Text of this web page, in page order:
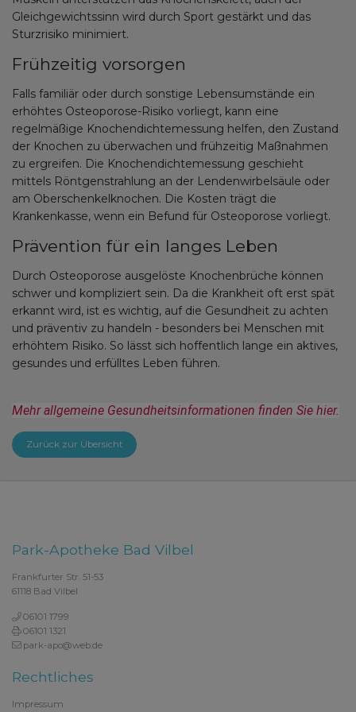
Zurück zur Übersicht
Gleichgewichtssinn wird durch Sport gestärkt und das
Sturzrisiko minimiert.
Frühzeitig vorsorgen
Falls familiär oder durch sonstige Lebensumstände ein
erhöhtes Osteoporose-Risiko vorliegt, kann eine
regelmäßige Knochendichtemessung helfen, den Zustand
der Knochen zu überwachen und frühzeitig Maßnahmen
zu ergreifen. Die Knochendichtemessung geschieht
mittels Röntgenstrahlung an der Lendenwirbelsäule oder
am Oberschenkelknochen. Die Kosten trägt die
Krankenkasse, wenn ein Befund für Osteoporose vorliegt.
Prävention für ein langes Leben
Durch Osteoporose ausgelöste Knochenbrüche können
schwer und kompliziert sein. Da die Krankheit oft erst spät
erkannt wird, ist es wichtig, auf die Gesundheit zu achten
und präventiv zu handeln - besonders bei Menschen mit
erhöhtem Risiko. So lässt sich hoffentlich lange ein aktives,
gesundes und erfülltes Leben führen.
Mehr allgemeine Gesundheitsinformationen finden Sie hier.
Park-Apotheke Bad Vilbel
Frankfurter Str. 51-53
61118 Bad Vilbel
06101 1799
06101 1321
park-apo@web.de
Rechtliches
Impressum